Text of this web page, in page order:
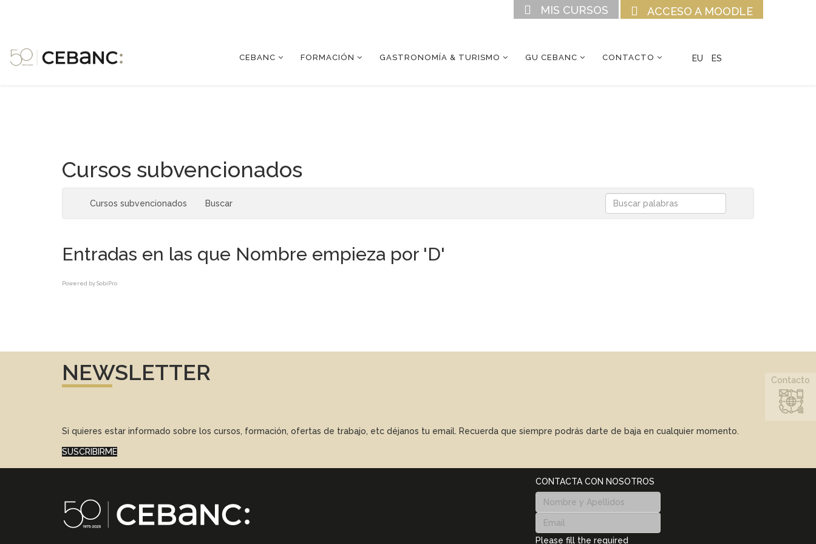
ACCESO A MOODLE
MIS CURSOS
CEBANC FORMACIÓN GASTRONOMÍA & TURISMO GU CEBANC CONTACTO EU ES
Cursos subvencionados
Cursos subvencionados Buscar
Entradas en las que Nombre empieza por 'D'
Powered by SobiPro
NEWSLETTER
Si quieres estar informado sobre los cursos, formación, ofertas de trabajo, etc déjanos tu email. Recuerda que siempre podrás darte de baja en cualquier momento.
SUSCRIBIRME
CONTACTA CON NOSOTROS
Please fill the required
Contacto